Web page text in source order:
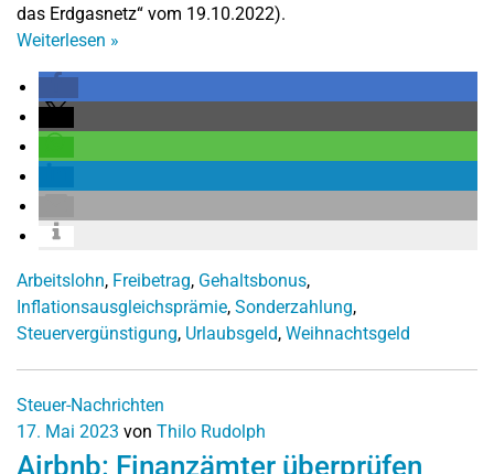
das Erdgasnetz“ vom 19.10.2022).
Weiterlesen »
Arbeitslohn, Freibetrag, Gehaltsbonus,
Inflationsausgleichsprämie, Sonderzahlung,
Steuervergünstigung, Urlaubsgeld, Weihnachtsgeld
Steuer-Nachrichten
17. Mai 2023 von Thilo Rudolph
Airbnb: Finanzämter überprüfen